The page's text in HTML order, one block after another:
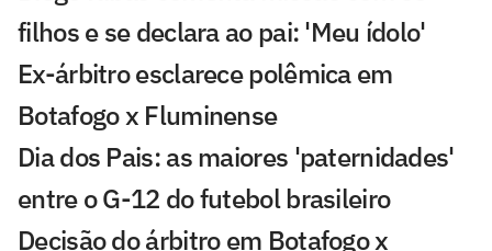
filhos e se declara ao pai: 'Meu ídolo'
Ex-árbitro esclarece polêmica em
Botafogo x Fluminense
Dia dos Pais: as maiores 'paternidades'
entre o G-12 do futebol brasileiro
Decisão do árbitro em Botafogo x